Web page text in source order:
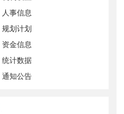
人事信息
规划计划
资金信息
统计数据
通知公告